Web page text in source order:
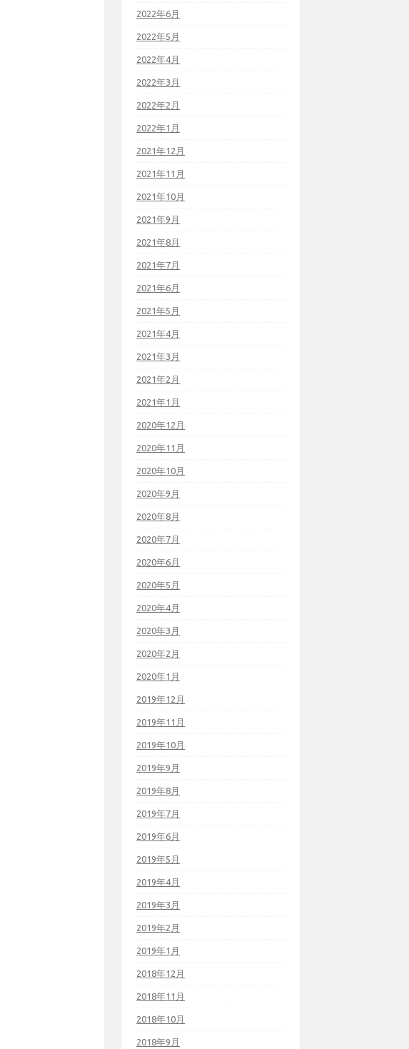
2022年6月
2022年5月
2022年4月
2022年3月
2022年2月
2022年1月
2021年12月
2021年11月
2021年10月
2021年9月
2021年8月
2021年7月
2021年6月
2021年5月
2021年4月
2021年3月
2021年2月
2021年1月
2020年12月
2020年11月
2020年10月
2020年9月
2020年8月
2020年7月
2020年6月
2020年5月
2020年4月
2020年3月
2020年2月
2020年1月
2019年12月
2019年11月
2019年10月
2019年9月
2019年8月
2019年7月
2019年6月
2019年5月
2019年4月
2019年3月
2019年2月
2019年1月
2018年12月
2018年11月
2018年10月
2018年9月